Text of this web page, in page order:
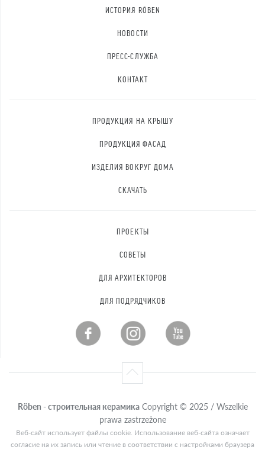
ИСТОРИЯ RÖBEN
НОВОСТИ
ПРЕСС-СЛУЖБА
КОНТАКТ
ПРОДУКЦИЯ НА КРЫШУ
ПРОДУКЦИЯ ФАСАД
ИЗДЕЛИЯ ВОКРУГ ДОМА
СКАЧАТЬ
ПРОЕКТЫ
СОВЕТЫ
ДЛЯ АРХИТЕКТОРОВ
ДЛЯ ПОДРЯДЧИКОВ
Röben - строительная керамикаCopyright © 2025 / Wszelkie
prawa zastrzeżone
Веб-сайт использует файлы cookie. Использование веб-сайта означает
согласие на их запись или чтение в соответствии с настройками браузера